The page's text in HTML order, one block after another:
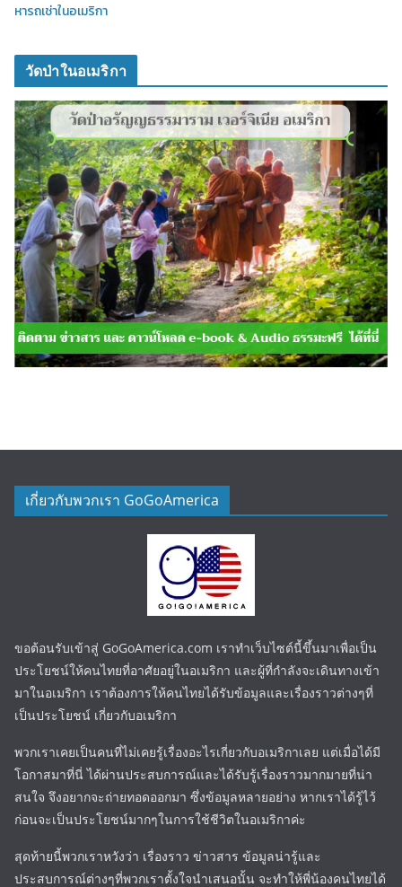
หารถเช่าในอเมริกา
วัดป่าในอเมริกา
เกี่ยวกับพวกเรา GoGoAmerica
ขอต้อนรับเข้าสู่ GoGoAmerica.com เราทำเว็บไซต์นี้ขึ้นมาเพื่อเป็น
ประโยชน์ให้คนไทยที่อาศัยอยู่ในอเมริกา และผู้ที่กำลังจะเดินทางเข้า
มาในอเมริกา เราต้องการให้คนไทยได้รับข้อมูลและเรื่องราวต่างๆที่
เป็นประโยชน์ เกี่ยวกับอเมริกา
พวกเราเคยเป็นคนที่ไม่เคยรู้เรื่องอะไรเกี่ยวกับอเมริกาเลย แต่เมื่อได้มี
โอกาสมาที่นี่ ได้ผ่านประสบการณ์และได้รับรู้เรื่องราวมากมายที่น่า
สนใจ จึงอยากจะถ่ายทอดออกมา ซึ่งข้อมูลหลายอย่าง หากเราได้รู้ไว้
ก่อนจะเป็นประโยชน์มากๆในการใช้ชีวิตในอเมริกาค่ะ
สุดท้ายนี้พวกเราหวังว่า เรื่องราว ข่าวสาร ข้อมูลน่ารู้และ
ประสบการณ์ต่างๆที่พวกเราตั้งใจนำเสนอนั้น จะทำให้พี่น้องคนไทยได้